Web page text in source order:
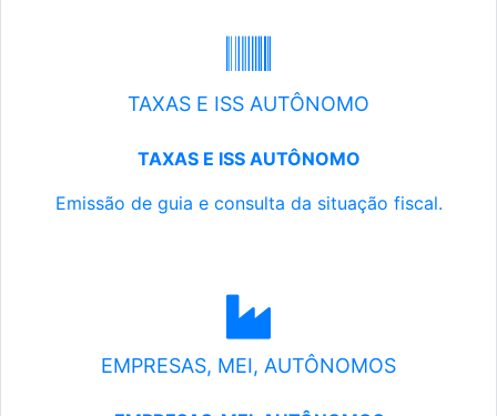
TAXAS E ISS AUTÔNOMO
TAXAS E ISS AUTÔNOMO
Emissão de guia e consulta da situação fiscal.
EMPRESAS, MEI, AUTÔNOMOS